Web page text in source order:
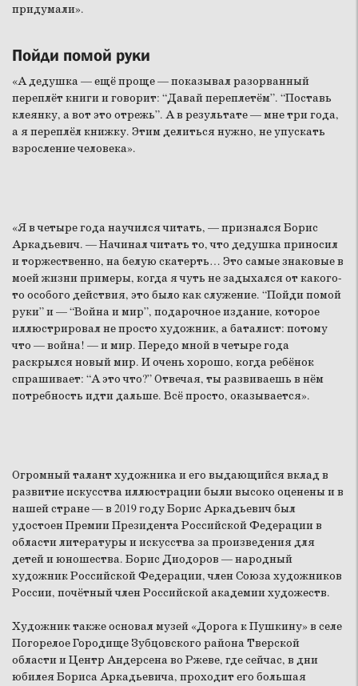
придумали».
Пойди помой руки
«А дедушка — ещё проще — показывал разорванный
переплёт книги и говорит: “Давай переплетём”. “Поставь
клеянку, а вот это отрежь”. А в результате — мне три года,
а я переплёл книжку. Этим делиться нужно, не упускать
взросление человека».
«Я в четыре года научился читать, — признался Борис
Аркадьевич. — Начинал читать то, что дедушка приносил
и торжественно, на белую скатерть… Это самые знаковые в
моей жизни примеры, когда я чуть не задыхался от какого-
то особого действия, это было как служение. “Пойди помой
руки” и — “Война и мир”, подарочное издание, которое
иллюстрировал не просто художник, а баталист: потому
что — война! — и мир. Передо мной в четыре года
раскрылся новый мир. И очень хорошо, когда ребёнок
спрашивает: “А это что?” Отвечая, ты развиваешь в нём
потребность идти дальше. Всё просто, оказывается».
Огромный талант художника и его выдающийся вклад в
развитие искусства иллюстрации были высоко оценены и в
нашей стране — в 2019 году Борис Аркадьевич был
удостоен Премии Президента Российской Федерации в
области литературы и искусства за произведения для
детей и юношества. Борис Диодоров — народный
художник Российской Федерации, член Союза художников
России, почётный член Российской академии художеств.
Художник также основал музей «Дорога к Пушкину» в селе
Погорелое Городище Зубцовского района Тверской
области и Центр Андерсена во Ржеве, где сейчас, в дни
юбилея Бориса Аркадьевича, проходит его большая